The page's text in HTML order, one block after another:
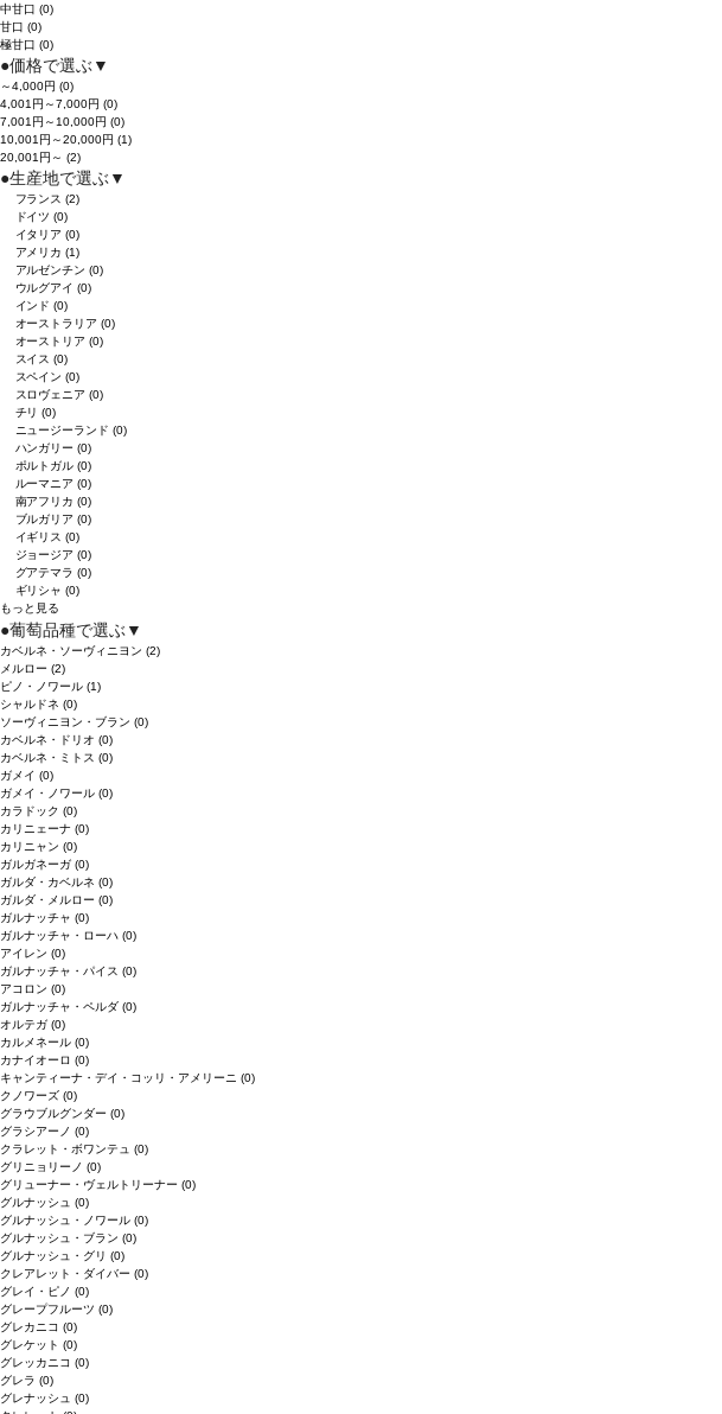
中甘口 (0)
甘口 (0)
極甘口 (0)
●価格で選ぶ ▼
～4,000円 (0)
4,001円～7,000円 (0)
7,001円～10,000円 (0)
10,001円～20,000円 (1)
20,001円～ (2)
●生産地で選ぶ ▼
フランス(2)
ドイツ(0)
イタリア(0)
アメリカ(1)
アルゼンチン(0)
ウルグアイ(0)
インド(0)
オーストラリア(0)
オーストリア(0)
スイス(0)
スペイン(0)
スロヴェニア(0)
チリ(0)
ニュージーランド(0)
ハンガリー(0)
ポルトガル(0)
ルーマニア(0)
南アフリカ(0)
ブルガリア(0)
イギリス(0)
ジョージア(0)
グアテマラ(0)
ギリシャ(0)
もっと見る
●葡萄品種で選ぶ ▼
カベルネ・ソーヴィニヨン (2)
メルロー (2)
ピノ・ノワール (1)
シャルドネ (0)
ソーヴィニヨン・ブラン (0)
カベルネ・ドリオ (0)
カベルネ・ミトス (0)
ガメイ (0)
ガメイ・ノワール (0)
カラドック (0)
カリニェーナ (0)
カリニャン (0)
ガルガネーガ (0)
ガルダ・カベルネ (0)
ガルダ・メルロー (0)
ガルナッチャ (0)
ガルナッチャ・ローハ (0)
アイレン (0)
ガルナッチャ・パイス (0)
アコロン (0)
ガルナッチャ・ペルダ (0)
オルテガ (0)
カルメネール (0)
カナイオーロ (0)
キャンティーナ・デイ・コッリ・アメリーニ (0)
クノワーズ (0)
グラウブルグンダー (0)
グラシアーノ (0)
クラレット・ボワンテュ (0)
グリニョリーノ (0)
グリューナー・ヴェルトリーナー (0)
グルナッシュ (0)
グルナッシュ・ノワール (0)
グルナッシュ・ブラン (0)
グルナッシュ・グリ (0)
クレアレット・ダイバー (0)
グレイ・ピノ (0)
グレープフルーツ (0)
グレカニコ (0)
グレケット (0)
グレッカニコ (0)
グレラ (0)
グレナッシュ (0)